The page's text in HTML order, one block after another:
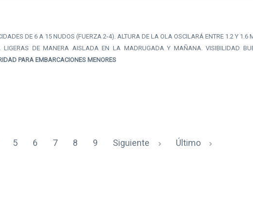
DE 6 A 15 NUDOS (FUERZA 2-4). ALTURA DE LA OLA OSCILARÁ ENTRE 1.2 Y 1.6
DE MANERA AISLADA EN LA MADRUGADA Y MAÑANA. VISIBILIDAD
PARA EMBARCACIONES MENORES
5 6 7 8 9 Siguiente Último